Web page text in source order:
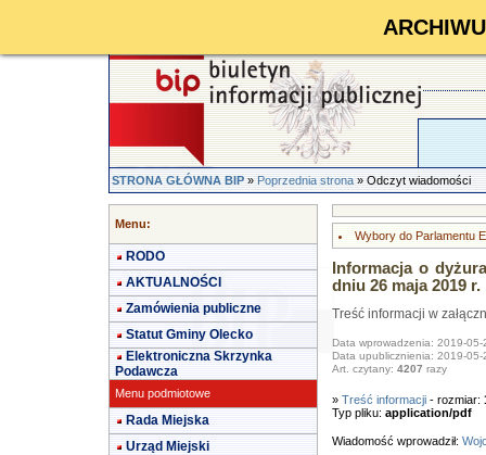
STRONA GŁÓWNA BIP»Poprzednia strona» Odczyt wiadomości
Menu:
RODO
AKTUALNOŚCI
Zamówienia publiczne
Statut Gminy Olecko
Elektroniczna Skrzynka
Podawcza
Menu podmiotowe
Rada Miejska
Urząd Miejski
Wybory do Parlamentu
Informacja o
dniu 26 maja 2019 r.
Treść informacji w
Data wprowadzenia: 2019-05-
Data upublicznienia: 2019-05-
Art. czytany: 4207 razy
» Treść informacji- rozmiar:
Typ pliku: application/pdf
Wiadomość wprowadził: